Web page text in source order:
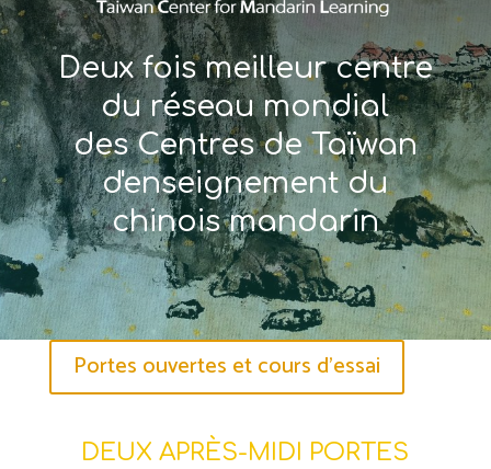
Deux fois meilleur centre
du réseau mondial
des Centres de Taïwan
d'enseignement du
chinois mandarin
Portes ouvertes et cours d'essai
DEUX APRÈS-MIDI PORTES